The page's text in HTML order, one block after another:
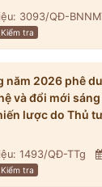
3093/QĐ-
Kiểm tra
năm 2026 phê
và đổi mới
lược do Thủ
1493/QĐ-TTg
Kiểm tra